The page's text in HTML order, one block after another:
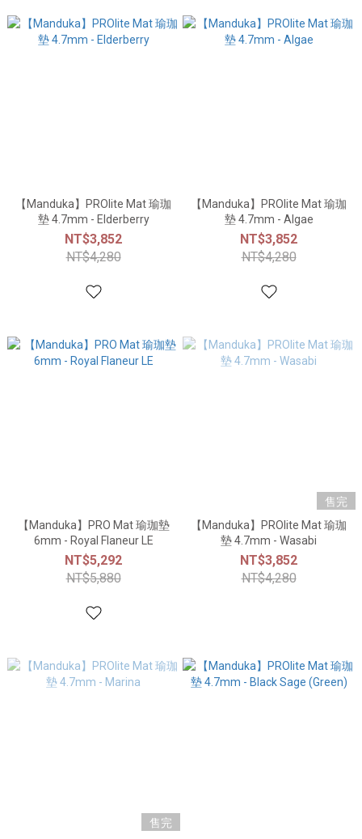
【Manduka】PROlite Mat 瑜珈
墊 4.7mm - Elderberry
NT$3,852
NT$4,280
【Manduka】PROlite Mat 瑜珈
墊 4.7mm - Algae
NT$3,852
NT$4,280
【Manduka】PRO Mat 瑜珈墊
6mm - Royal Flaneur LE
NT$5,292
NT$5,880
售完
【Manduka】PROlite Mat 瑜珈
墊 4.7mm - Wasabi
NT$3,852
NT$4,280
售完